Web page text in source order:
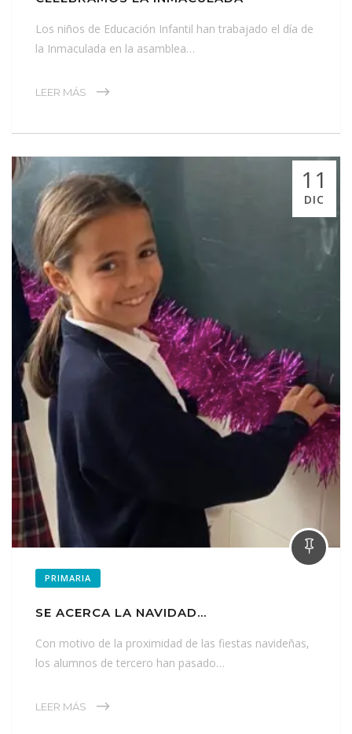
Los niños de Educación Infantil han trabajado el día de
la Inmaculada en la asamblea…
LEER MÁS
11
DIC
PRIMARIA
SE ACERCA LA NAVIDAD…
Con motivo de la proximidad de las fiestas navideñas,
los alumnos de tercero han pasado…
LEER MÁS